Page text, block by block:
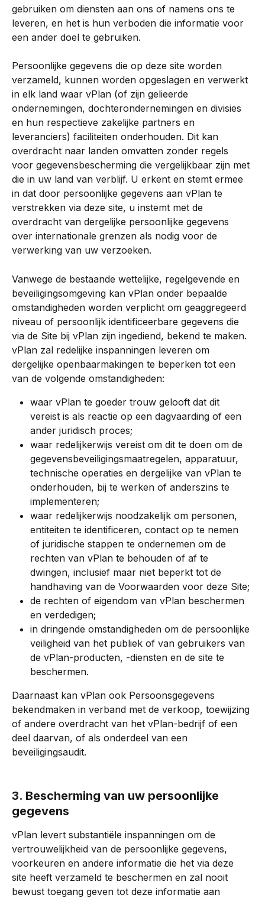
gebruiken om diensten aan ons of namens ons te
leveren, en het is hun verboden die informatie voor
een ander doel te gebruiken.
Persoonlijke gegevens die op deze site worden
verzameld, kunnen worden opgeslagen en verwerkt
in elk land waar vPlan (of zijn gelieerde
ondernemingen, dochterondernemingen en divisies
en hun respectieve zakelijke partners en
leveranciers) faciliteiten onderhouden. Dit kan
overdracht naar landen omvatten zonder regels
voor gegevensbescherming die vergelijkbaar zijn met
die in uw land van verblijf. U erkent en stemt ermee
in dat door persoonlijke gegevens aan vPlan te
verstrekken via deze site, u instemt met de
overdracht van dergelijke persoonlijke gegevens
over internationale grenzen als nodig voor de
verwerking van uw verzoeken.
Vanwege de bestaande wettelijke, regelgevende en
beveiligingsomgeving kan vPlan onder bepaalde
omstandigheden worden verplicht om geaggregeerd
niveau of persoonlijk identificeerbare gegevens die
via de Site bij vPlan zijn ingediend, bekend te maken.
vPlan zal redelijke inspanningen leveren om
dergelijke openbaarmakingen te beperken tot een
van de volgende omstandigheden:
waar vPlan te goeder trouw gelooft dat dit
vereist is als reactie op een dagvaarding of een
ander juridisch proces;
waar redelijkerwijs vereist om dit te doen om de
gegevensbeveiligingsmaatregelen, apparatuur,
technische operaties en dergelijke van vPlan te
onderhouden, bij te werken of anderszins te
implementeren;
waar redelijkerwijs noodzakelijk om personen,
entiteiten te identificeren, contact op te nemen
of juridische stappen te ondernemen om de
rechten van vPlan te behouden of af te
dwingen, inclusief maar niet beperkt tot de
handhaving van de Voorwaarden voor deze Site;
de rechten of eigendom van vPlan beschermen
en verdedigen;
in dringende omstandigheden om de persoonlijke
veiligheid van het publiek of van gebruikers van
de vPlan-producten, -diensten en de site te
beschermen.
Daarnaast kan vPlan ook Persoonsgegevens
bekendmaken in verband met de verkoop, toewijzing
of andere overdracht van het vPlan-bedrijf of een
deel daarvan, of als onderdeel van een
beveiligingsaudit.
3. Bescherming van uw persoonlijke
gegevens
vPlan levert substantiële inspanningen om de
vertrouwelijkheid van de persoonlijke gegevens,
voorkeuren en andere informatie die het via deze
site heeft verzameld te beschermen en zal nooit
bewust toegang geven tot deze informatie aan